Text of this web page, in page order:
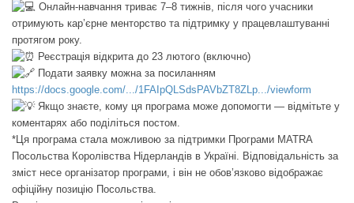
Онлайн-навчання триває 7–8 тижнів, після чого учасники
отримують кар’єрне менторство та підтримку у працевлаштуванні
протягом року.
Реєстрація відкрита до 23 лютого (включно)
Подати заявку можна за посиланням
https://docs.google.com/.../1FAIpQLSdsPAVbZT8ZLp.../viewform
Якщо знаєте, кому ця програма може допомогти — відмітьте у
коментарях або поділіться постом.
*Ця програма стала можливою за підтримки Програми MATRA
Посольства Королівства Нідерландів в Україні. Відповідальність за
зміст несе організатор програми, і він не обов’язково відображає
офіційну позицію Посольства.